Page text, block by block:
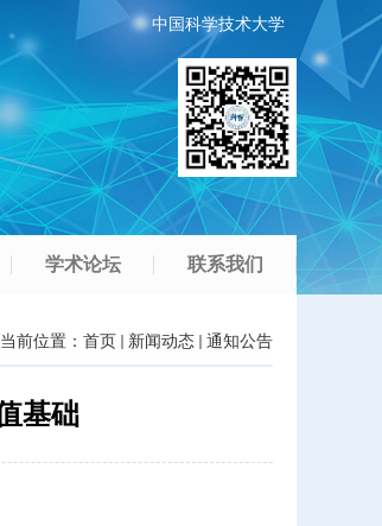
中国科学技术大学
学术论坛 联系我们
当前位置： 首页 新闻动态 通知公告
基础